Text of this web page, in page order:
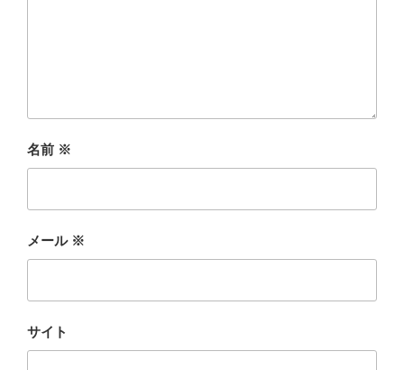
名前 ※
メール ※
サイト